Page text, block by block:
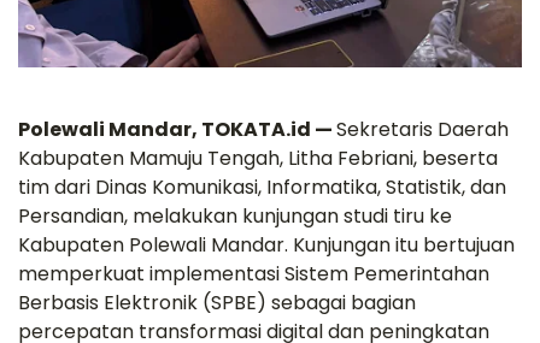
Polewali Mandar, TOKATA.id —Sekretaris Daerah
Kabupaten Mamuju Tengah, Litha Febriani, beserta
tim dari Dinas Komunikasi, Informatika, Statistik, dan
Persandian, melakukan kunjungan studi tiru ke
Kabupaten Polewali Mandar. Kunjungan itu bertujuan
memperkuat implementasi Sistem Pemerintahan
Berbasis Elektronik (SPBE) sebagai bagian
percepatan transformasi digital dan peningkatan